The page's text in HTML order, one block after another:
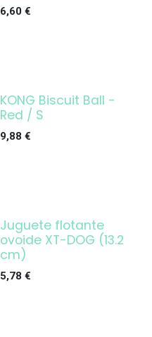
6,60€
Agotado
KONG Biscuit Ball -
Red / S
9,88 €
Juguete flotante
ovoide XT-DOG (13.2
cm)
5,78 €